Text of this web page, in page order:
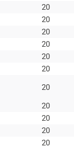
20
20
20
20
20
20
20
20
20
20
20